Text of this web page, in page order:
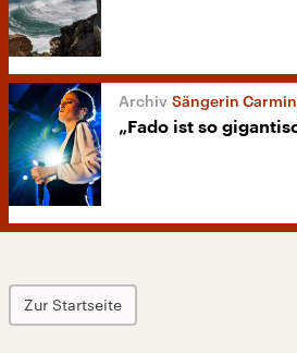
Sängerin
„Fado ist so
Zur Startseite